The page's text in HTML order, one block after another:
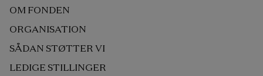
OM FONDEN
ORGANISATION
SÅDAN STØTTER VI
LEDIGE STILLINGER